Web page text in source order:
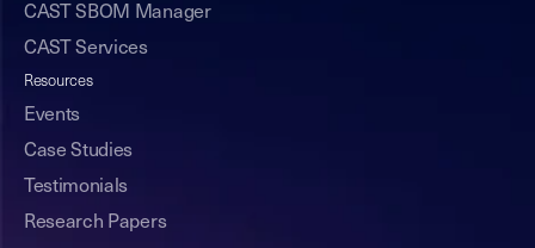
CAST SBOM Manager
CAST Services
Resources
Events
Case Studies
Testimonials
Research Papers